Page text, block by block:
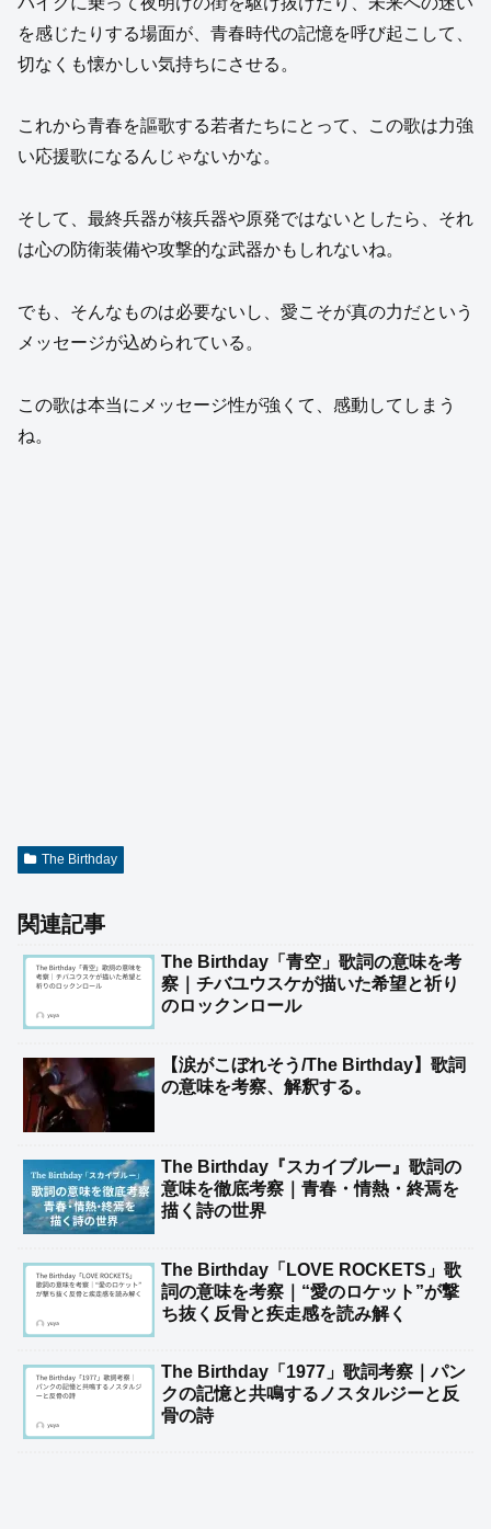
を感じたりする場面が、青春時代の記憶を呼び起こして、
切なくも懐かしい気持ちにさせる。
これから青春を謳歌する若者たちにとって、この歌は力強
い応援歌になるんじゃないかな。
そして、最終兵器が核兵器や原発ではないとしたら、それ
は心の防衛装備や攻撃的な武器かもしれないね。
でも、そんなものは必要ないし、愛こそが真の力だという
メッセージが込められている。
この歌は本当にメッセージ性が強くて、感動してしまう
ね。
The Birthday
関連記事
The Birthday「青空」歌詞の意味を考
察｜チバユウスケが描いた希望と祈り
のロックンロール
【涙がこぼれそう/The Birthday】歌詞
の意味を考察、解釈する。
The Birthday『スカイブルー』歌詞の
意味を徹底考察｜青春・情熱・終焉を
描く詩の世界
The Birthday「LOVE ROCKETS」歌
詞の意味を考察｜“愛のロケット”が撃
ち抜く反骨と疾走感を読み解く
The Birthday「1977」歌詞考察｜パン
クの記憶と共鳴するノスタルジーと反
骨の詩